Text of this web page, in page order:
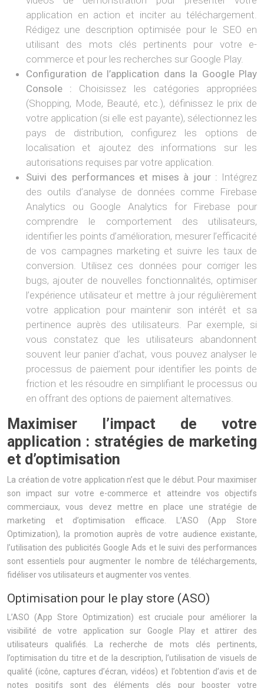
application en action et inciter au téléchargement.
Rédigez une description optimisée pour le SEO en
utilisant des mots clés pertinents pour votre e-
commerce et pour les recherches sur Google Play.
Configuration de l’application dans la Google Play
Console : Choisissez les catégories appropriées
(Shopping, Mode, Beauté, etc.), définissez le prix de
votre application (si elle est payante), sélectionnez les
pays de distribution, configurez les options de
localisation et ajoutez des informations sur les
autorisations requises par votre application.
Suivi des performances et mises à jour : Intégrez
des outils d’analyse de données comme Firebase
Analytics ou Google Analytics for Firebase pour
comprendre le comportement des utilisateurs,
identifier les points d’amélioration, mesurer l’efficacité
de vos campagnes marketing et suivre les taux de
conversion. Utilisez ces données pour corriger les
bugs, ajouter de nouvelles fonctionnalités, optimiser
l’expérience utilisateur et mettre à jour régulièrement
votre application pour maintenir son intérêt et sa
pertinence auprès des utilisateurs. Par exemple, si
vous constatez que les utilisateurs abandonnent
souvent leur panier d’achat, vous pouvez analyser le
processus de paiement pour identifier les points de
friction et les résoudre en simplifiant le processus ou
en offrant des options de paiement alternatives.
Maximiser l’impact de votre
application : stratégies de marketing
et d’optimisation
La création de votre application n’est que le début. Pour maximiser
son impact sur votre e-commerce et atteindre vos objectifs
commerciaux, vous devez mettre en place une stratégie de
marketing et d’optimisation efficace. L’ASO (App Store
Optimization), la promotion auprès de votre audience existante,
l’utilisation des publicités Google Ads et le suivi des performances
sont essentiels pour augmenter le nombre de téléchargements,
fidéliser vos utilisateurs et augmenter vos ventes.
Optimisation pour le play store (ASO)
L’ASO (App Store Optimization) est cruciale pour améliorer la
visibilité de votre application sur Google Play et attirer des
utilisateurs qualifiés. La recherche de mots clés pertinents,
l’optimisation du titre et de la description, l’utilisation de visuels de
qualité (icône, captures d’écran, vidéos) et l’obtention d’avis et de
notes positifs sont des éléments clés pour booster votre